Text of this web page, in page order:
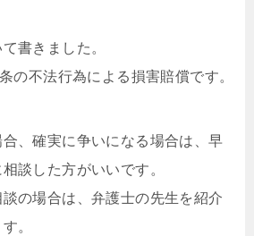
書きました。
の不法行為による損害賠償です。
、確実に争いになる場合は、早
談した方がいいです。
の場合は、弁護士の先生を紹介
。